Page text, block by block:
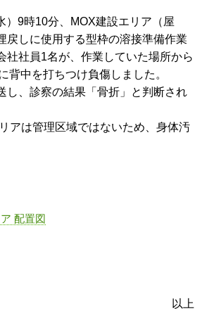
9時10分、MOX建設エリア（屋
戻しに使用する型枠の溶接準備作業
社社員1名が、作業していた場所から
背中を打ちつけ負傷しました。
、診察の結果「骨折」と判断され
アは管理区域ではないため、身体汚
配置図
以上